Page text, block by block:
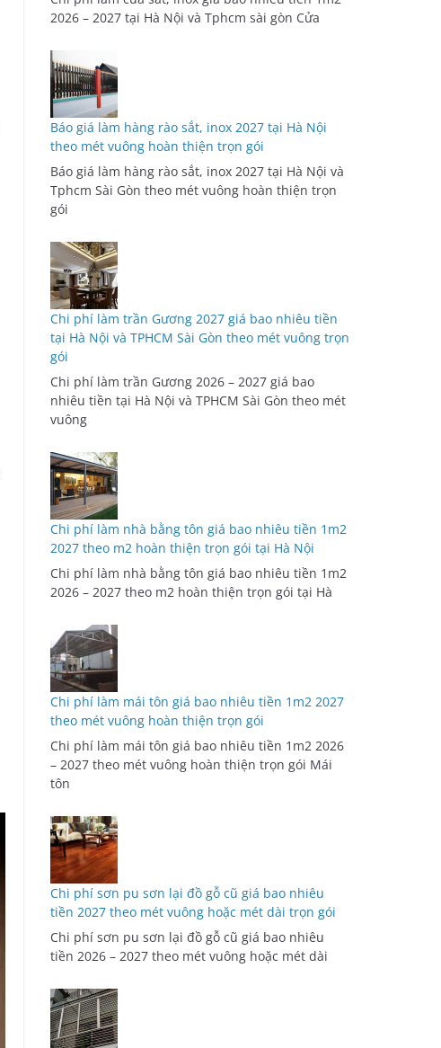
2026 – 2027 tại Hà Nội và Tphcm sài gòn Cửa
Báo giá làm hàng rào sắt, inox 2027 tại Hà Nội
theo mét vuông hoàn thiện trọn gói
Báo giá làm hàng rào sắt, inox 2027 tại Hà Nội và
Tphcm Sài Gòn theo mét vuông hoàn thiện trọn
gói
Chi phí làm trần Gương 2027 giá bao nhiêu tiền
tại Hà Nội và TPHCM Sài Gòn theo mét vuông trọn
gói
Chi phí làm trần Gương 2026 – 2027 giá bao
nhiêu tiền tại Hà Nội và TPHCM Sài Gòn theo mét
vuông
Chi phí làm nhà bằng tôn giá bao nhiêu tiền 1m2
2027 theo m2 hoàn thiện trọn gói tại Hà Nội
Chi phí làm nhà bằng tôn giá bao nhiêu tiền 1m2
2026 – 2027 theo m2 hoàn thiện trọn gói tại Hà
Chi phí làm mái tôn giá bao nhiêu tiền 1m2 2027
theo mét vuông hoàn thiện trọn gói
Chi phí làm mái tôn giá bao nhiêu tiền 1m2 2026
– 2027 theo mét vuông hoàn thiện trọn gói Mái
tôn
Chi phí sơn pu sơn lại đồ gỗ cũ giá bao nhiêu
tiền 2027 theo mét vuông hoặc mét dài trọn gói
Chi phí sơn pu sơn lại đồ gỗ cũ giá bao nhiêu
tiền 2026 – 2027 theo mét vuông hoặc mét dài